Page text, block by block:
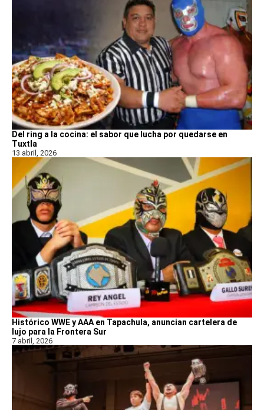
Del ring a la cocina: el sabor que lucha por quedarse en
Tuxtla
13 abril, 2026
Histórico WWE y AAA en Tapachula, anuncian cartelera de
lujo para la Frontera Sur
7 abril, 2026